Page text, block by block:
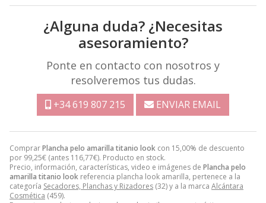
ComprarPlancha pelo amarilla titanio look con 15,00% de descuento
por 99,25€ (antes 116,77€). Producto en stock.
Precio, información, características, video e imágenes de Plancha pelo
amarilla titanio look referencia plancha look amarilla, pertenece a la
categoría Secadores, Planchas y Rizadores (32) y a la marca Alcántara
Cosmética (459).
¿Alguna duda? ¿Necesitas
asesoramiento?
Ponte en contacto con nosotros y
resolveremos tus dudas.
+34 619 807 215 ENVIAR EMAIL